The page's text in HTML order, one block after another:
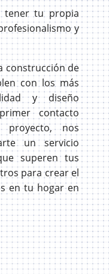
tener tu propia
y
de
con los más
y diseño
contacto
nos
un servicio
superen tus
para crear el
en tu hogar en